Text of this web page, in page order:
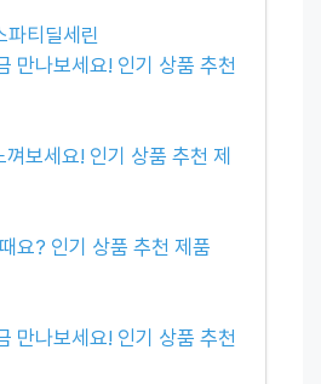
파티딜세린
만나보세요! 인기 상품 추천
보세요! 인기 상품 추천 제
요? 인기 상품 추천 제품
만나보세요! 인기 상품 추천